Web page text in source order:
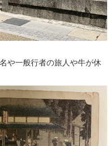
や一般行者の旅人や牛が休